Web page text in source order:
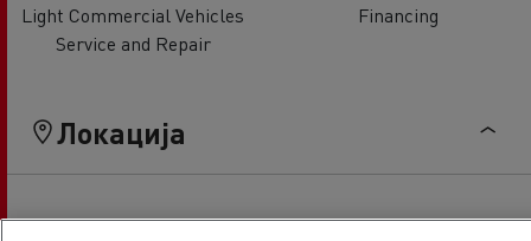
Light Commercial Vehicles
Service and Repair
Financing
Локација